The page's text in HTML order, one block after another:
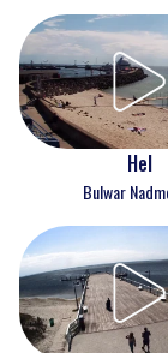
Hel
Bulwar